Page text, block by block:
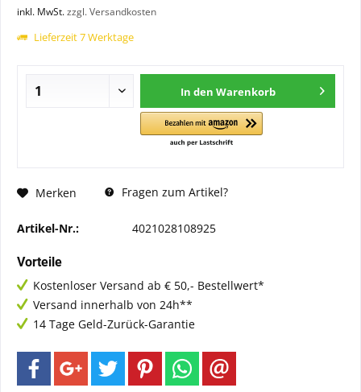
inkl. MwSt.zzgl. Versandkosten
Lieferzeit 7 Werktage
In den Warenkorb
Merken Fragen zum Artikel?
Artikel-Nr.: 4021028108925
Vorteile
Kostenloser Versand ab € 50,- Bestellwert*
Versand innerhalb von 24h**
14 Tage Geld-Zurück-Garantie